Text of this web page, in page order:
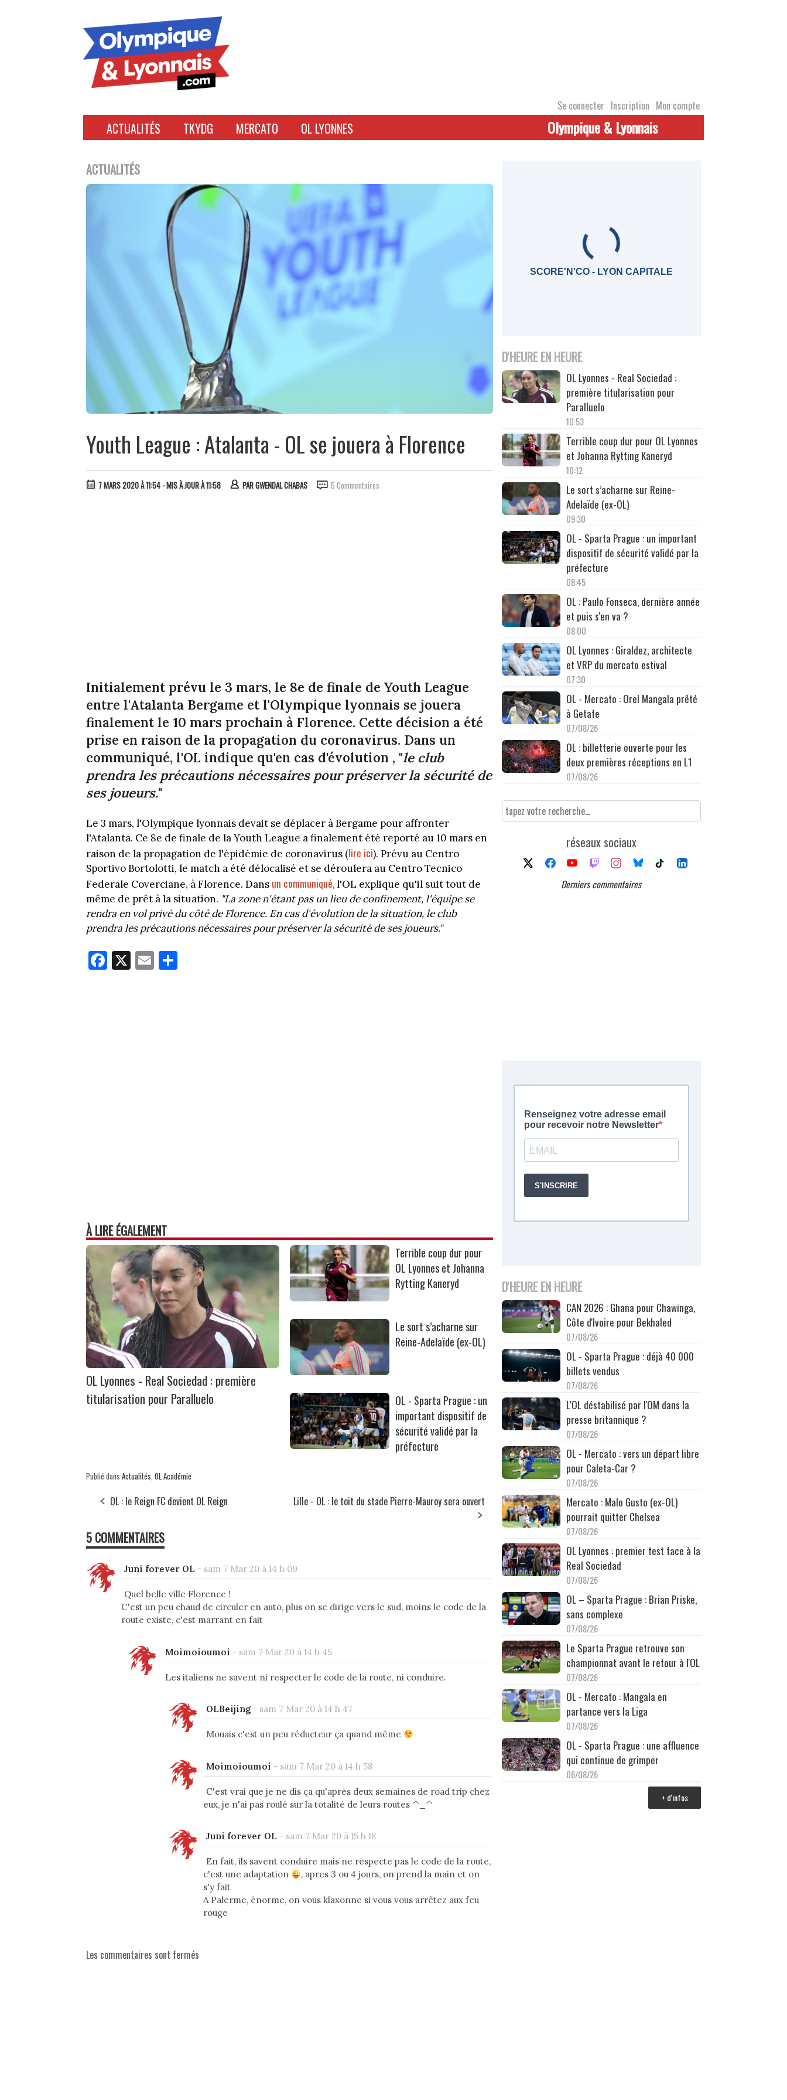
Se connecter Inscription Mon compte
ACTUALITÉS TKYDG MERCATO OL LYONNES Olympique & Lyonnais
ACTUALITÉS
Youth League : Atalanta - OL se jouera à Florence
7 MARS 2020 À 11:54 - MIS À JOUR À 11:58 PARGWENDAL CHABAS 5 Commentaires
Initialement prévu le 3 mars, le 8e de finale de Youth League
entre l'Atalanta Bergame et l'Olympique lyonnais se jouera
finalement le 10 mars prochain à Florence. Cette décision a été
prise en raison de la propagation du coronavirus. Dans un
communiqué, l'OL indique qu'en cas d'évolution , "le club
prendra les précautions nécessaires pour préserver la sécurité de
ses joueurs."
Le 3 mars, l'Olympique lyonnais devait se déplacer à Bergame pour affronter
l'Atalanta. Ce 8e de finale de la Youth League a finalement été reporté au 10 mars en
raison de la propagation de l'épidémie de coronavirus (lire ici). Prévu au Centro
Sportivo Bortolotti, le match a été délocalisé et se déroulera au Centro Tecnico
Federale Coverciane, à Florence. Dans un communiqué,l'OL explique qu'il suit tout de
même de prêt à la situation. "La zone n'étant pas un lieu de confinement, l'équipe se
rendra en vol privé du côté de Florence. En cas d'évolution de la situation, le club
prendra les précautions nécessaires pour préserver la sécurité de ses joueurs."
Fa
ce
X E
m
À LIRE ÉGALEMENT
OL Lyonnes - Real Sociedad : première
titularisation pour Paralluelo
Terrible coup dur pour
OL Lyonnes et Johanna
Rytting Kaneryd
Le sort s’acharne sur
Reine-Adelaïde (ex-OL)
OL - Sparta Prague : un
important dispositif de
sécurité validé par la
préfecture
Publié dans Actualités, OL Académie
OL : le Reign FC devient OL Reign Lille - OL : le toit du stade Pierre-Mauroy sera ouvert
5 COMMENTAIRES
Juni forever OL - sam 7 Mar 20 à 14 h 09
Quel belle ville Florence !
C'est un peu chaud de circuler en auto, plus on se dirige vers le sud, moins le code de la
route existe, c'est marrant en fait
Moimoioumoi - sam 7 Mar 20 à 14 h 45
Les italiens ne savent ni respecter le code de la route, ni conduire.
OLBeijing- sam 7 Mar 20 à 14 h 47
Mouais c'est un peu réducteur ça quand même
Moimoioumoi - sam 7 Mar 20 à 14 h 58
C'est vrai que je ne dis ça qu'après deux semaines de road trip chez
eux, je n'ai pas roulé sur la totalité de leurs routes ^_^
Juni forever OL - sam 7 Mar 20 à 15 h 18
En fait, ils savent conduire mais ne respecte pas le code de la route,
c'est une adaptation
, apres 3 ou 4 jours, on prend la main et on
s'y fait
A Palerme, énorme, on vous klaxonne si vous vous arrêtez aux feu
rouge
Les commentaires sont fermés
SCORE'N'CO - LYON CAPITALE
D'HEURE EN HEURE
OL Lyonnes - Real Sociedad :
première titularisation pour
Paralluelo
10:53
Terrible coup dur pour OL Lyonnes
et Johanna Rytting Kaneryd
10:12
Le sort s’acharne sur Reine-
Adelaïde (ex-OL)
09:30
OL - Sparta Prague : un important
dispositif de sécurité validé par la
préfecture
08:45
OL : Paulo Fonseca, dernière année
et puis s'en va ?
08:00
OL Lyonnes : Giraldez, architecte
et VRP du mercato estival
07:30
OL - Mercato : Orel Mangala prêté
à Getafe
07/08/26
OL : billetterie ouverte pour les
deux premières réceptions en L1
07/08/26
réseaux sociaux
Derniers commentaires
D'HEURE EN HEURE
CAN 2026 : Ghana pour Chawinga,
Côte d'Ivoire pour Bekhaled
07/08/26
OL - Sparta Prague : déjà 40 000
billets vendus
07/08/26
L'OL déstabilisé par l'OM dans la
presse britannique ?
07/08/26
OL - Mercato : vers un départ libre
pour Caleta-Car ?
07/08/26
Mercato : Malo Gusto (ex-OL)
pourrait quitter Chelsea
07/08/26
OL Lyonnes : premier test face à la
Real Sociedad
07/08/26
OL – Sparta Prague : Brian Priske,
sans complexe
07/08/26
Le Sparta Prague retrouve son
championnat avant le retour à l'OL
07/08/26
OL - Mercato : Mangala en
partance vers la Liga
07/08/26
OL - Sparta Prague : une affluence
qui continue de grimper
06/08/26
+ d'infos